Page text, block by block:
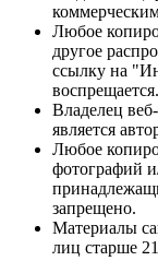
Любое
другое
ссылку на
воспрещается.
Владелец
является
Любое
фотографий
запрещено.
Материалы
лиц старше